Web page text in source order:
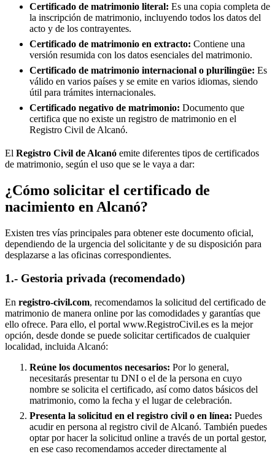
Certificado de matrimonio literal: Es una copia completa de
la inscripción de matrimonio, incluyendo todos los datos del
acto y de los contrayentes.
Certificado de matrimonio en extracto: Contiene una
versión resumida con los datos esenciales del matrimonio.
Certificado de matrimonio internacional o plurilingüe: Es
válido en varios países y se emite en varios idiomas, siendo
útil para trámites internacionales.
Certificado negativo de matrimonio: Documento que
certifica que no existe un registro de matrimonio en el
Registro Civil de Alcanó.
El Registro Civil de Alcanó emite diferentes tipos de certificados
de matrimonio, según el uso que se le vaya a dar:
¿Cómo solicitar el certificado de
nacimiento en Alcanó?
Existen tres vías principales para obtener este documento oficial,
dependiendo de la urgencia del solicitante y de su disposición para
desplazarse a las oficinas correspondientes.
1.- Gestoria privada (recomendado)
En registro-civil.com, recomendamos la solicitud del certificado de
matrimonio de manera online por las comodidades y garantías que
ello ofrece. Para ello, el portal www.RegistroCivil.es es la mejor
opción, desde donde se puede solicitar certificados de cualquier
localidad, incluida Alcanó:
Reúne los documentos necesarios: Por lo general,
necesitarás presentar tu DNI o el de la persona en cuyo
nombre se solicita el certificado, así como datos básicos del
matrimonio, como la fecha y el lugar de celebración.
Presenta la solicitud en el registro civil o en línea: Puedes
acudir en persona al registro civil de Alcanó. También puedes
optar por hacer la solicitud online a través de un portal gestor,
en ese caso recomendamos acceder directamente al